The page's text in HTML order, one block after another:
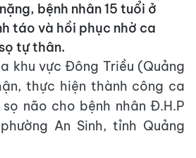
bệnh nhân 15 tuổi ở
táo và hồi phục nhờ ca
tự thân.
khu vực Đông Triều (Quảng
thực hiện thành công ca
não cho bệnh nhân Đ.H.P
An Sinh, tỉnh Quảng